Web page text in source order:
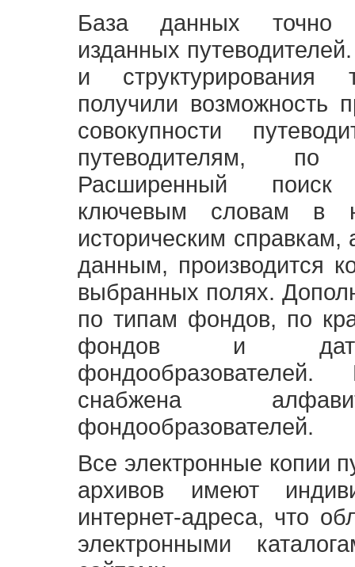
База данных точно
изданных
и структурирования
получили возможность
совокупности
путеводителям,
Расширенный
ключевым словам в
историческим
данным, производится
выбранных полях.
по типам фондов, по
фондов и
снабжена
фондообразователей.
Все электронные копии
архивов имеют
интернет-адреса, что
электронными